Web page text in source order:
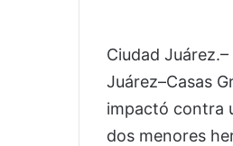
Ciudad
Juárez–Casas
impactó contra
dos menores